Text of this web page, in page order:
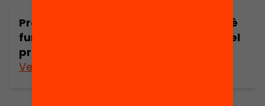
Presentació: Mestres que aprenen Què
funciona en la formació permanent del
professorat?
Veure’n més